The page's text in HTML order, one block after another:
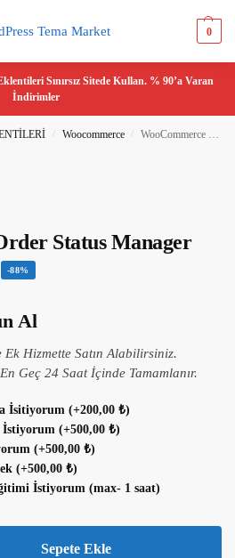
0
Sınırsız Sitede Kullan. % 90’a Varan
İndirimler
/ Woocommerce / WooCommerce Order Status Manager
Status Manager
-88%
Al
Ek Hizmette Satın Alabilirsiniz.
Geç 24 Saat İçinde Tamamlanır.
İsitiyorum (+200,00 ₺)
İstiyorum (+500,00 ₺)
(+500,00 ₺)
(+500,00 ₺)
İstiyorum (max- 1 saat)
Sepete Ekle